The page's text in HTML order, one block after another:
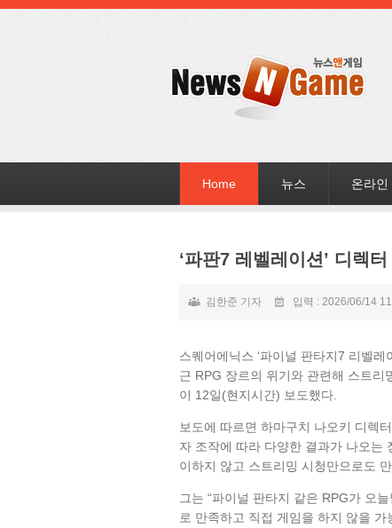
Home 뉴스 온라인
‘파판7 레벨레이션’ 디렉
김한준 기자 입력 : 2026/06/14
스퀘어에닉스 ‘파이널 판타지7 리벨
근 RPG 장르의 위기와 관련해 스트
이 12일(현지시간) 보도했다.
보도에 따르면 하마구치 나오키 디렉
자 조작에 따라 다양한 결과가 나오는
이하지 않고 스트리밍 시청만으로도
그는 “파이널 판타지 같은 RPG가 오
로 만족하고 직접 게임을 하지 않을